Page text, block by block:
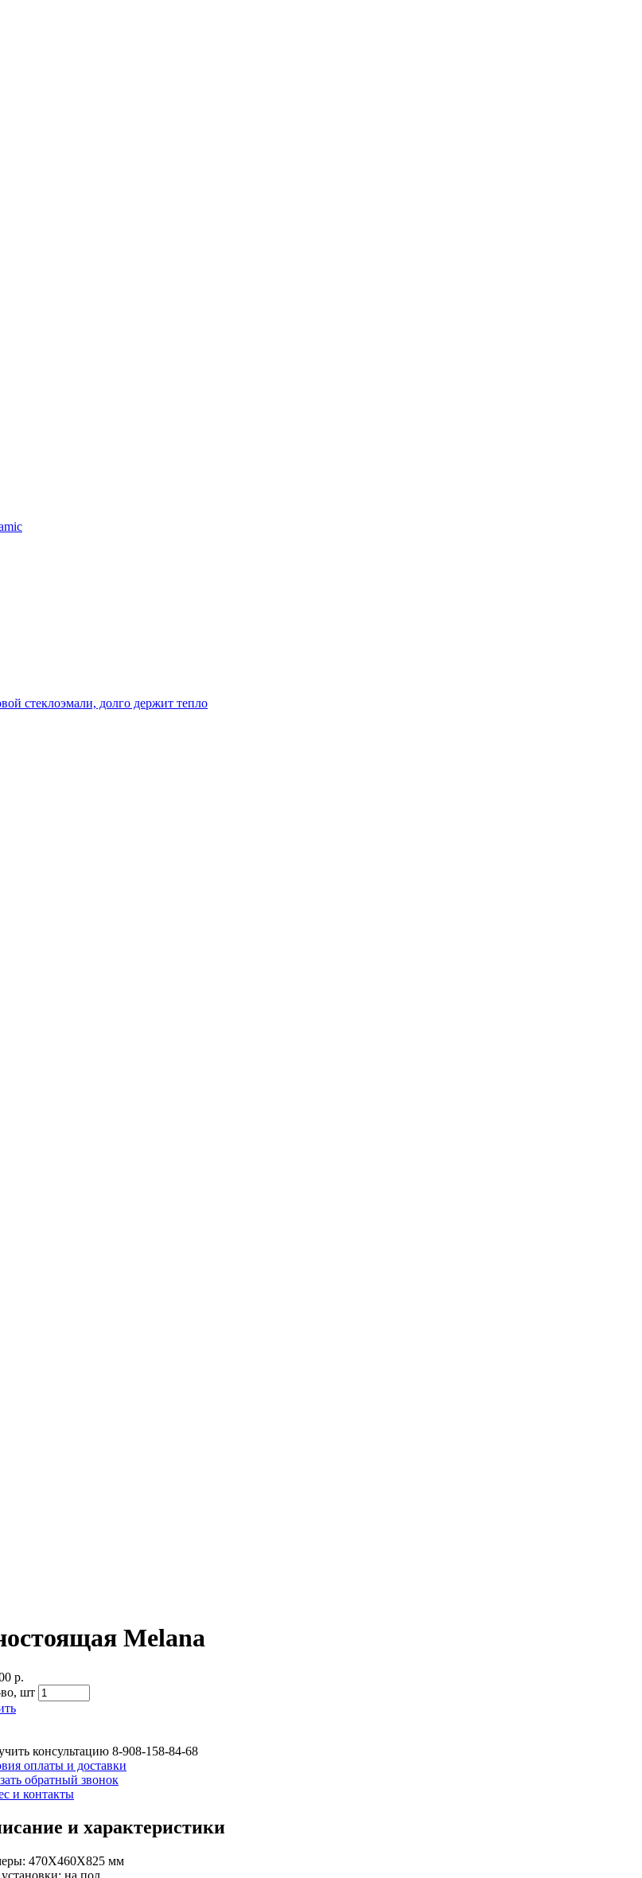
стеклоэмали, долго держит тепло
Melana
р.
шт
консультацию 8-908-158-84-68
оплаты и доставки
обратный звонок
и контакты
и характеристики
470Х460Х825 мм